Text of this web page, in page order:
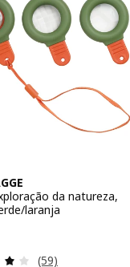
Total de
da natureza,
laranja
3,99€
Avaliação: 4
(59)